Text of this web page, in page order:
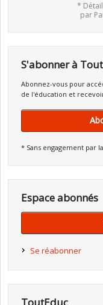
*
par
S'abonner à
Abonnez-vous pour
de l'éducation et
* Sans engagement par
Espace abonnés
Se réabonner
ToutEduc